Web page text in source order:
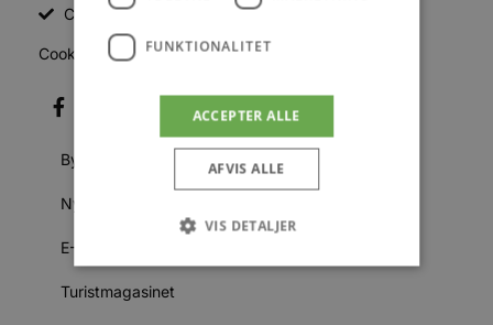
CVR: 26486378
Cookiepolitik
Byer
Nyheder
E-Avis
Turistmagasinet
FUNKTIONALITET
ACCEPTER ALLE
AFVIS ALLE
VIS DETALJER